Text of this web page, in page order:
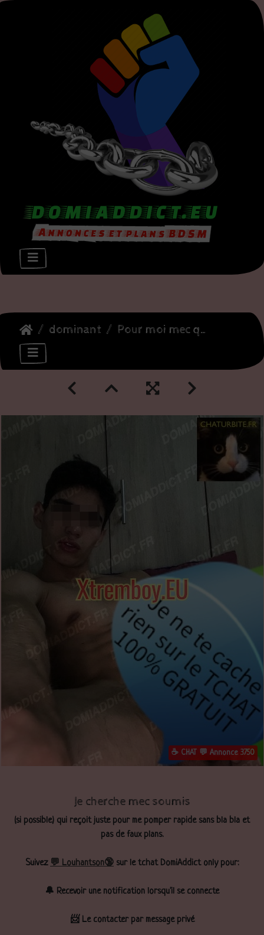
dominant Pour moi mec qui reçoit
☕ CHAT 💬 Annonce 3750
Je cherche mec soumis
(si possible) qui reçoit juste pour me pomper rapide sans bla bla et
pas de faux plans.
Suivez 💬 Louhantson🔞 sur le tchat DomiAddict only pour:
🔔 Recevoir une notification lorsqu'il se connecte
📨 Le contacter par message privé